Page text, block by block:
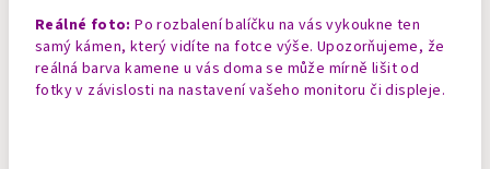
Reálné foto: Po rozbalení balíčku na vás vykoukne ten
samý kámen, který vidíte na fotce výše. Upozorňujeme, že
reálná barva kamene u vás doma se může mírně lišit od
fotky v závislosti na nastavení vašeho monitoru či displeje.